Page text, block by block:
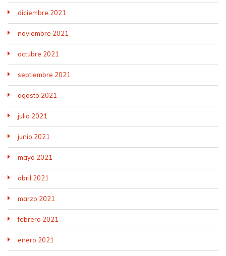
diciembre 2021
noviembre 2021
octubre 2021
septiembre 2021
agosto 2021
julio 2021
junio 2021
mayo 2021
abril 2021
marzo 2021
febrero 2021
enero 2021